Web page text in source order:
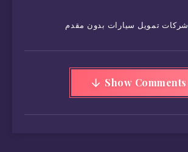
شركات تمويل سيارات بدون مقدم
Show Comments